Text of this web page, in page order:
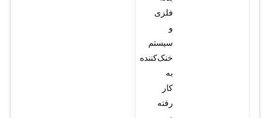
فلزی
و
سیستم
خنک‌کننده
به
کار
رفته